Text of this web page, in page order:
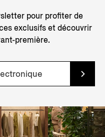
pour profiter de
exclusifs et découvrir
première.